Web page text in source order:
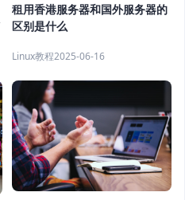
租用香港服务器和国外服务器的
区别是什么
Linux教程2025-06-16